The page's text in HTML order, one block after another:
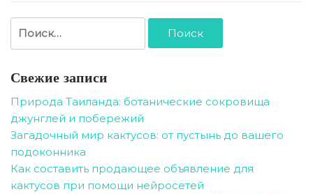
Свежие записи
Природа Таиланда: ботанические сокровища
джунглей и побережий
Загадочный мир кактусов: от пустынь до вашего
подоконника
Как составить продающее объявление для
кактусов при помощи нейросетей